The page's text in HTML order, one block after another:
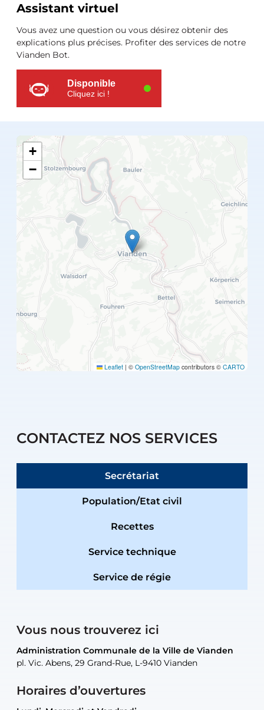
Ressources
supplémentaires
Assistant virtuel
Vous avez une question ou vous désirez obtenir des
explications plus précises. Profiter des services de notre
Vianden Bot.
Disponible
Cliquez ici !
+
−
Leaflet | © OpenStreetMap contributors © CARTO
CONTACTEZ NOS SERVICES
Secrétariat
Population/Etat civil
Recettes
Service technique
Service de régie
Vous nous trouverez ici
Administration Communale de la Ville de Vianden
pl. Vic. Abens, 29 Grand-Rue, L-9410 Vianden
Horaires d’ouvertures
Administration Communale de la Ville de Vianden
pl. Vic. Abens, 29 Grand-Rue, L-9410 Vianden
Administration Communale de la Ville de Vianden
pl. Vic. Abens, 29 Grand-Rue, L-9410 Vianden
Administration Communale de la Ville de Vianden
pl. Vic. Abens, 29 Grand-Rue, L-9410 Vianden
Atelier Communal de la Ville de Vianden
30, rue Neugarten, L-9422 Vianden